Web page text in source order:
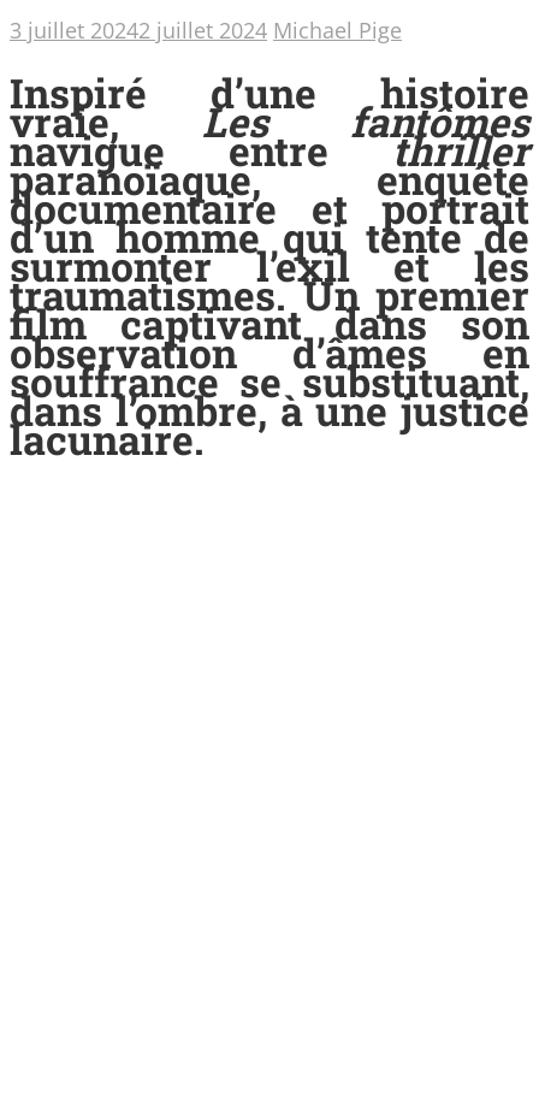
3 juillet 20242 juillet 2024 Michael Pige
Inspiré d’une histoire
vraie, Les fantômes
navigue entrethriller
paranoïaque, enquête
documentaire et portrait
d’un homme qui tente de
surmonter l’exil et les
traumatismes. Un premier
film captivant dans son
observation d’âmes en
souffrance se substituant,
dans l’ombre, à une justice
lacunaire.